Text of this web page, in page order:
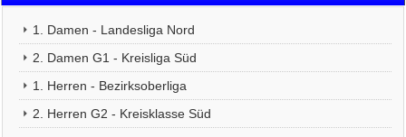
1. Damen - Landesliga Nord
2. Damen G1 - Kreisliga Süd
1. Herren - Bezirksoberliga
2. Herren G2 - Kreisklasse Süd